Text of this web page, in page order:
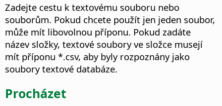
Zadejte cestu k textovému souboru nebo
souborům. Pokud chcete použít jen jeden soubor,
může mít libovolnou příponu. Pokud zadáte
název složky, textové soubory ve složce musejí
mít příponu *.csv, aby byly rozpoznány jako
soubory textové databáze.
Procházet